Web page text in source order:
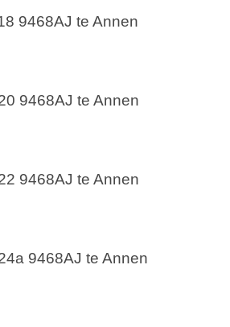
9468AJ te Annen
9468AJ te Annen
9468AJ te Annen
9468AJ te Annen